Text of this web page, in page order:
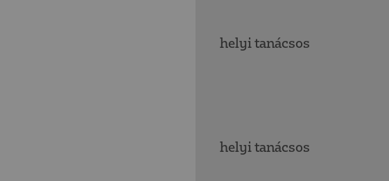
helyi tanácsos
helyi tanácsos